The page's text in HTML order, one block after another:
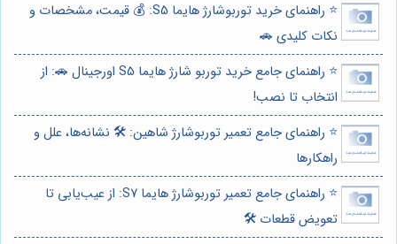
⭐️ راهنمای خرید توربوشارژ هایما S5: 💰 قیمت، مشخصات و
نکات کلیدی 🚗
⭐️ راهنمای جامع خرید توربو شارژ هایما S5 اورجینال 🚗: از
انتخاب تا نصب!
⭐️ راهنمای جامع تعمیر توربوشارژ شاهین: 🛠️ نشانه‌ها، علل و
راهکارها
⭐️ راهنمای جامع تعمیر توربوشارژ هایما S7: از عیب‌یابی تا
تعویض قطعات 🛠️